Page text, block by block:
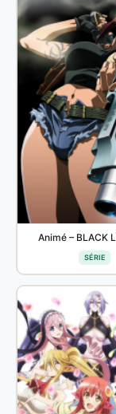
Animé – BLACK
SÉRIE